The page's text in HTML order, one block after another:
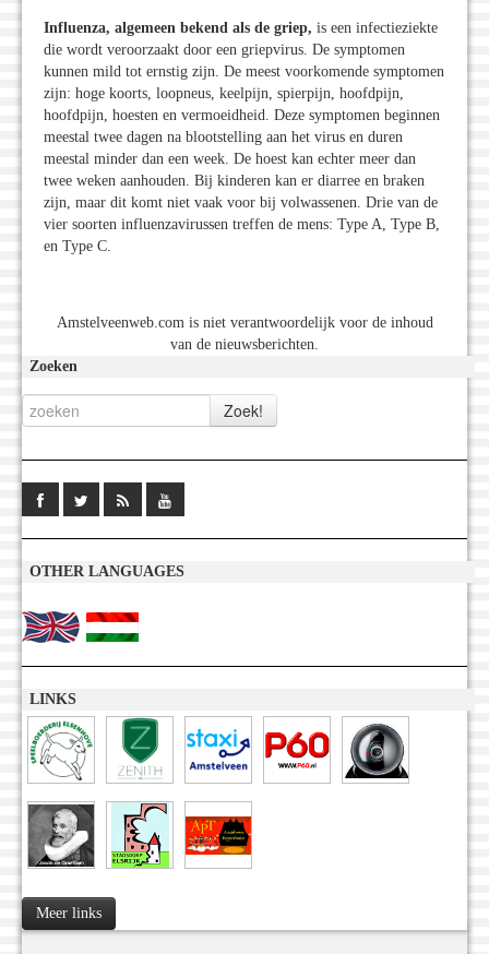
Influenza, algemeen bekend als de griep, is een infectieziekte
die wordt veroorzaakt door een griepvirus. De symptomen
kunnen mild tot ernstig zijn. De meest voorkomende symptomen
zijn: hoge koorts, loopneus, keelpijn, spierpijn, hoofdpijn,
hoofdpijn, hoesten en vermoeidheid. Deze symptomen beginnen
meestal twee dagen na blootstelling aan het virus en duren
meestal minder dan een week. De hoest kan echter meer dan
twee weken aanhouden. Bij kinderen kan er diarree en braken
zijn, maar dit komt niet vaak voor bij volwassenen. Drie van de
vier soorten influenzavirussen treffen de mens: Type A, Type B,
en Type C.
Amstelveenweb.com is niet verantwoordelijk voor de inhoud
van de nieuwsberichten.
Zoeken
OTHER LANGUAGES
LINKS
Meer links